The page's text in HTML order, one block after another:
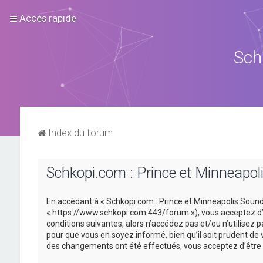
Accès rapide
Index du forum
Schkopi.com : Prince et
En accédant à « Schkopi.com : Prince et Minneapolis
« https://www.schkopi.com:443/forum »), vous acceptez
conditions suivantes, alors n’accédez pas et/ou n’utilisez
pour que vous en soyez informé, bien qu’il soit prudent
des changements ont été effectués, vous acceptez